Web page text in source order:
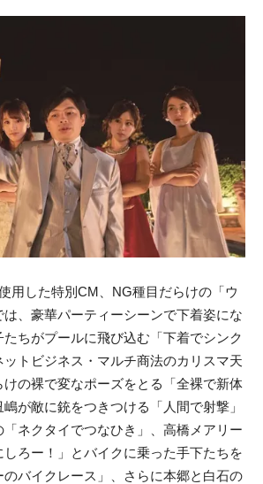
用した特別CM、NG種目だらけの「ウ
、豪華パーティーシーンで下着姿にな
ちがプールに飛び込む「下着でシンク
ットビジネス・マルチ商法のカリスマ天
の裸で変なポーズをとる「全裸で新体
が敵に銃をつきつける「人間で射撃」
ネクタイでつなひき」、高橋メアリー
ろー！」とバイクに乗った手下たちを
バイクレース」、さらに本郷と白石の